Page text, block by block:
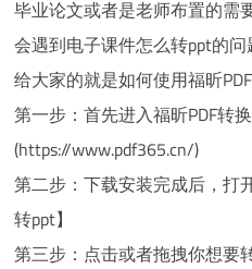
毕业论文或者是老师布置的需
会遇到电子课件怎么转ppt的
给大家的就是如何使用福昕
第一步：首先进入福昕PDF转
(https://www.pdf365.cn/)
第二步：下载安装完成后，打
转ppt】
第三步：点击或者拖拽你想要